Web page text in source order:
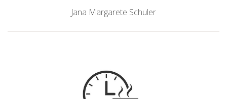
Jana Margarete Schuler